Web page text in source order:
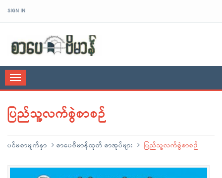
SIGN IN
Toggle
navigation
ပြည်သူ့လက်စွဲစာစဉ်
ပင်မစာမျက်နှာ စာပေဗိမာန်ထုတ် စာအုပ်များ ပြည်သူ့လက်စွဲစာစဉ်